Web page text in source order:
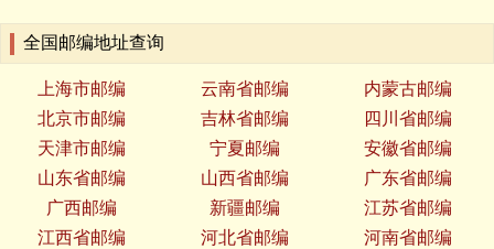
全国邮编地址查询
上海市邮编 云南省邮编
内蒙古邮编
北京市邮编
吉林省邮编
四川省邮编
天津市邮编
宁夏邮编
安徽省邮编
山东省邮编
山西省邮编
广东省邮编
广西邮编
新疆邮编
江苏省邮编
江西省邮编
河北省邮编
河南省邮编